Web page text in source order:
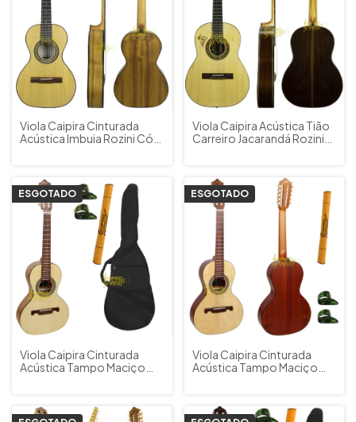
Viola Caipira Cinturada
Acústica Imbuia Rozini Cód.
Viola Caipira Acústica Tião
Carreiro Jacarandá Rozini
ESGOTADO
Viola Caipira Cinturada
Acústica Tampo Maciço
ESGOTADO
Viola Caipira Cinturada
Acústica Tampo Maciço